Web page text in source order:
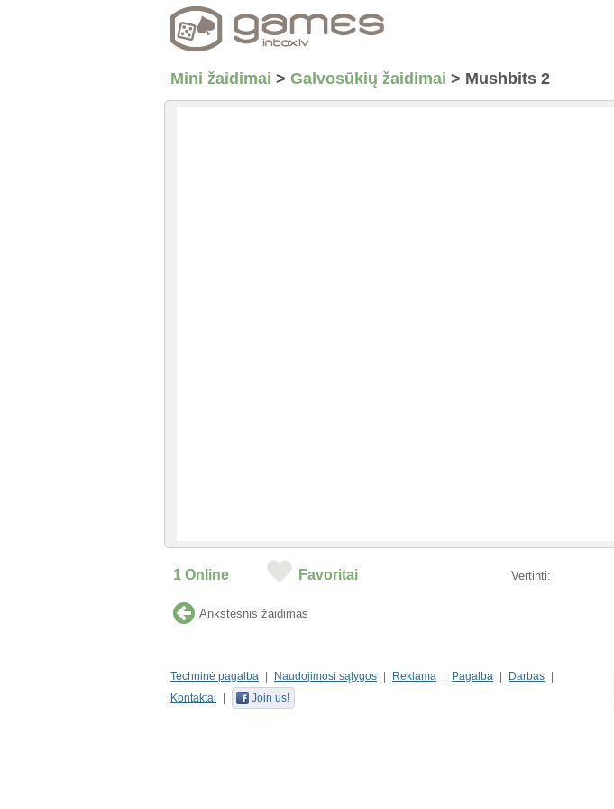
Mini žaidimai > Galvosūkių žaidimai > Mushbits 2
1 Online Favoritai Vertinti:
Ankstesnis žaidimas
Techninė pagalba Naudojimosi sąlygos Reklama Pagalba
Darbas
Kontaktai
Join us!